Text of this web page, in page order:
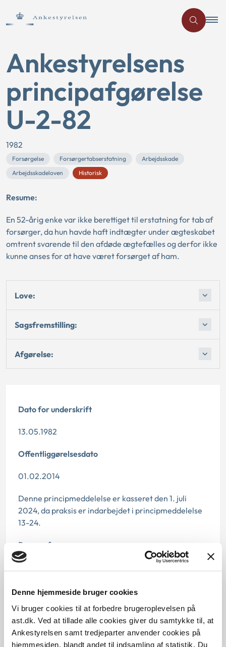
Denne hjemmeside bruger cookies
Vi bruger cookies til at forbedre brugeroplevelsen på
ast.dk. Ved at tillade alle cookies giver du samtykke til, at
Ankestyrelsen samt tredjeparter anvender cookies på
hjemmesiden, blandt andet til indsamling af statistik. Du
Ankestyrelsens
principafgørelse
U-2-82
1982
Forsørgelse Forsørgertabserstatning
Arbejdsskade
Arbejdsskadeloven
Historisk
Resume:
En 52-årig enke var ikke berettiget til erstatning for tab af
forsørger, da hun havde haft indtægter under ægteskabet
omtrent svarende til den afdøde ægtefælles og derfor ikke
kunne anses for at have været forsørget af ham.
Love:
Sagsfremstilling:
Afgørelse:
Dato for underskrift
13.05.1982
Offentliggørelsesdato
01.02.2014
Denne principmeddelelse er kasseret den 1. juli
2024, da praksis er indarbejdet i principmeddelelse
13-24.
Paragraf
Journalnummer
11753-80